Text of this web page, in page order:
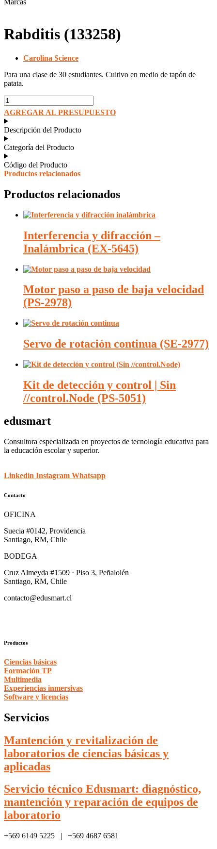
Marcas
Rabditis (133258)
Carolina Science
Para una clase de 30 estudiantes. Cultivo en medio de tapón de
patata.
Rabditis
(133258)
cantidad
AGREGAR AL PRESUPUESTO
Descripción del Producto
Categoría del Producto
Código del Producto
Productos relacionados
Productos relacionados
Interferencia y difracción –
Inalámbrica (EX-5645)
Motor paso a paso de baja velocidad
(PS-2978)
Servo de rotación continua (SE-2977)
Kit de detección y control | Sin
//control.Node (PS-5051)
edusmart
Consultora especializada en proyectos de tecnología educativa para
la educación escolar y superior.
Linkedin Instagram Whatsapp
Contacto
OFICINA
Suecia #0142, Providencia
Santiago, RM, Chile
BODEGA
Cruz Almeyda #1509 · Piso 3, Peñalolén
Santiago, RM, Chile
contacto@edusmart.cl
Productos
Ciencias básicas
Formación TP
Multimedia
Experiencias inmersivas
Software y licencias
Servicios
Mantención y revitalización de
laboratorios de ciencias básicas y
aplicadas
Servicio técnico Edusmart: diagnóstico,
mantención y reparación de equipos de
laboratorio
+569 6149 5225 | +569 4687 6581